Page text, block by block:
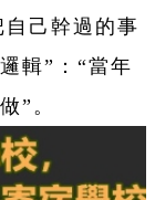
己幹過的事
輯”：“當年
”。